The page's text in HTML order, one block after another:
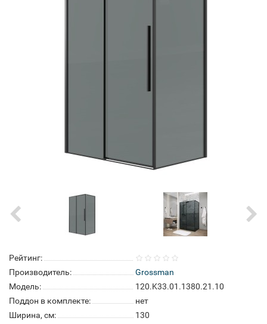
Рейтинг:
Производитель:
Grossman
Модель:
120.K33.01.1380.21.10
Поддон в комплекте:
нет
Ширина, см:
130